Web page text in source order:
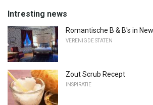
Intresting news
Romantische B & B's in
VERENIGDE STATEN
Zout Scrub Recept
INSPIRATIE